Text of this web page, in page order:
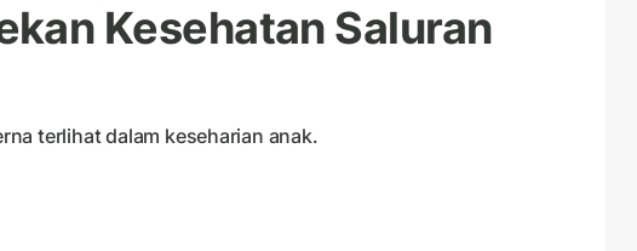
Kesehatan Saluran
terlihat dalam keseharian anak.